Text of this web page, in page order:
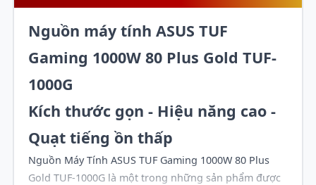
Nguồn máy tính ASUS TUF
Gaming 1000W 80 Plus Gold TUF-
1000G
Kích thước gọn - Hiệu năng cao -
Quạt tiếng ồn thấp
Nguồn Máy Tính ASUS TUF Gaming 1000W 80 Plus
Gold TUF-1000G là một trong những sản phẩm được